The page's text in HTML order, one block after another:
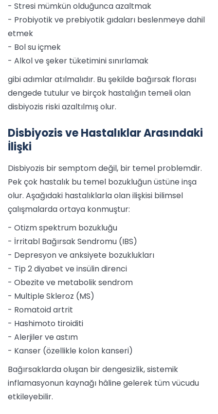
- Stresi mümkün olduğunca azaltmak
- Probiyotik ve prebiyotik gıdaları beslenmeye dahil
etmek
- Bol su içmek
- Alkol ve şeker tüketimini sınırlamak
gibi adımlar atılmalıdır. Bu şekilde bağırsak florası
dengede tutulur ve birçok hastalığın temeli olan
disbiyozis riski azaltılmış olur.
Disbiyozis ve Hastalıklar Arasındaki
İlişki
Disbiyozis bir semptom değil, bir temel problemdir.
Pek çok hastalık bu temel bozukluğun üstüne inşa
olur. Aşağıdaki hastalıklarla olan ilişkisi bilimsel
çalışmalarda ortaya konmuştur:
- Otizm spektrum bozukluğu
- İrritabl Bağırsak Sendromu (IBS)
- Depresyon ve anksiyete bozuklukları
- Tip 2 diyabet ve insülin direnci
- Obezite ve metabolik sendrom
- Multiple Skleroz (MS)
- Romatoid artrit
- Hashimoto tiroiditi
- Alerjiler ve astım
- Kanser (özellikle kolon kanseri)
Bağırsaklarda oluşan bir dengesizlik, sistemik
inflamasyonun kaynağı hâline gelerek tüm vücudu
etkileyebilir.